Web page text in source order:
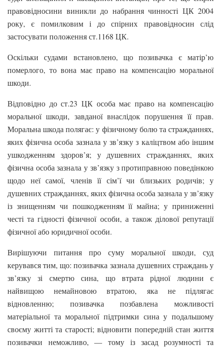
правовідносини виникли до набрання чинності ЦК 2004
року, є помилковим і до спірних правовідносин слід
застосувати положення ст.1168 ЦК.
Оскільки судами встановлено, що позивачка є матір’ю
померлого, то вона має право на компенсацію моральної
шкоди.
Відповідно до ст.23 ЦК особа має право на компенсацію
моральної шкоди, завданої внаслідок порушення її прав.
Моральна шкода полягає: у фізичному болю та стражданнях,
яких фізична особа зазнала у зв’язку з каліцтвом або іншим
ушкодженням здоров’я; у душевних стражданнях, яких
фізична особа зазнала у зв’язку з протиправною поведінкою
щодо неї самої, членів її сім’ї чи близьких родичів; у
душевних стражданнях, яких фізична особа зазнала у зв’язку
із знищенням чи пошкодженням її майна; у приниженні
честі та гідності фізичної особи, а також ділової репутації
фізичної або юридичної особи.
Вирішуючи питання про суму моральної шкоди, суд
керувався тим, що: позивачка зазнала душевних страждань у
зв’язку зі смертю сина, що втрата рідної людини є
найвищою немайновою втратою, яка не підлягає
відновленню; позивачка позбавлена можливості
матеріальної та моральної підтримки сина у подальшому
своєму житті та старості; відновити попередній стан життя
позивачки неможливо, — тому із засад розумності та